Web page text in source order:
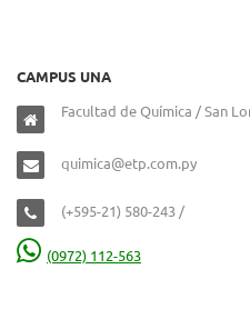
CAMPUS UNA
Facultad de Química / San
quimica@etp.com.py
(+595-21) 580-243 /
(0972) 112-563